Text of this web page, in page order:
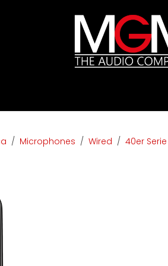
Microphones Wired 40er Serie